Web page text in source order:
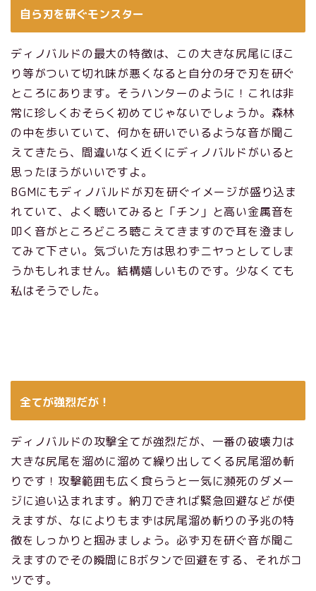
自ら刃を研ぐモンスター
ディノバルドの最大の特徴は、この大きな尻尾にほこ
り等がついて切れ味が悪くなると自分の牙で刃を研ぐ
ところにあります。そうハンターのように！これは非
常に珍しくおそらく初めてじゃないでしょうか。森林
の中を歩いていて、何かを研いでいるような音が聞こ
えてきたら、間違いなく近くにディノバルドがいると
思ったほうがいいですよ。
BGMにもディノバルドが刃を研ぐイメージが盛り込ま
れていて、よく聴いてみると「チン」と高い金属音を
叩く音がところどころ聴こえてきますので耳を澄まし
てみて下さい。気づいた方は思わずニヤっとしてしま
うかもしれません。結構嬉しいものです。少なくても
私はそうでした。
全てが強烈だが！
ディノバルドの攻撃全てが強烈だが、一番の破壊力は
大きな尻尾を溜めに溜めて繰り出してくる尻尾溜め斬
りです！攻撃範囲も広く食らうと一気に瀕死のダメー
ジに追い込まれます。納刀できれば緊急回避などが使
えますが、なによりもまずは尻尾溜め斬りの予兆の特
徴をしっかりと掴みましょう。必ず刃を研ぐ音が聞こ
えますのでその瞬間にBボタンで回避をする、それがコ
ツです。